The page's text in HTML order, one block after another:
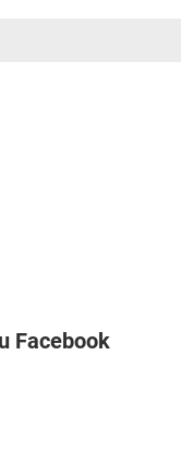
Facebook